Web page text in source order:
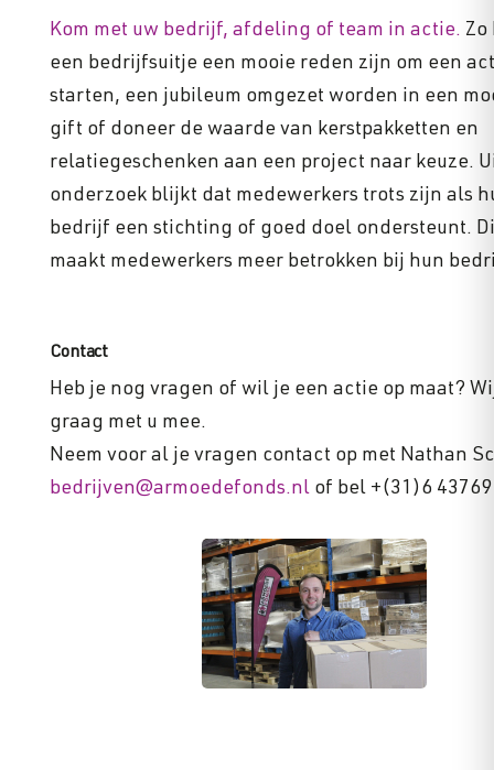
Kom met uw bedrijf, afdeling of team in actie. Zo
een bedrijfsuitje een mooie reden zijn om een
starten, een jubileum omgezet worden in een
gift of doneer de waarde van kerstpakketten en
relatiegeschenken aan een project naar keuze.
onderzoek blijkt dat medewerkers trots zijn als
bedrijf een stichting of goed doel ondersteunt.
maakt medewerkers meer betrokken bij hun
Contact
Heb je nog vragen of wil je een actie op maat?
graag met u mee.
Neem voor al je vragen contact op met Nathan
bedrijven@armoedefonds.nlof bel +(31)6